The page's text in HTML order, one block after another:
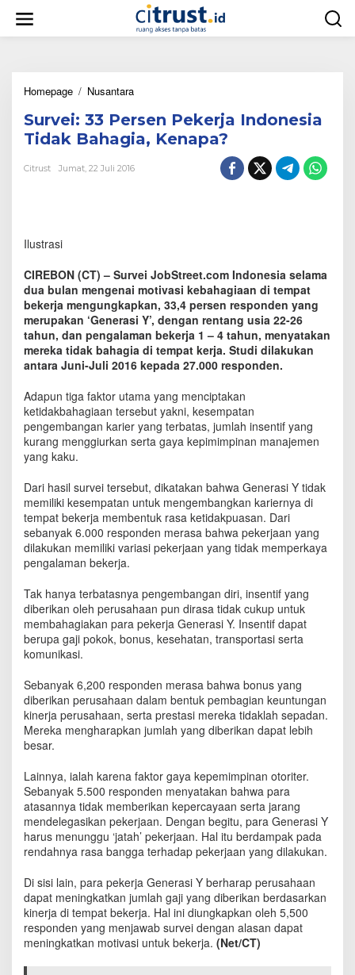
w
Homepage / Nusantara
r
v
e
e
n
P
e
k
e
r
a
I
n
d
o
s
i
a
T
i
k
B
a
h
a
a
,
K
e
p
a
?
Survei: 33 Persen Pekerja Indonesia
Tidak Bahagia, Kenapa?
Citrust Jumat, 22 Juli 2016
Ilustrasi
CIREBON (CT) – Survei JobStreet.com Indonesia selama
dua bulan mengenai motivasi kebahagiaan di tempat
bekerja mengungkapkan, 33,4 persen responden yang
merupakan ‘Generasi Y’, dengan rentang usia 22-26
tahun, dan pengalaman bekerja 1 – 4 tahun, menyatakan
mereka tidak bahagia di tempat kerja. Studi dilakukan
antara Juni-Juli 2016 kepada 27.000 responden.
Adapun tiga faktor utama yang menciptakan
ketidakbahagiaan tersebut yakni, kesempatan
pengembangan karier yang terbatas, jumlah insentif yang
kurang menggiurkan serta gaya kepimimpinan manajemen
yang kaku.
Dari hasil survei tersebut, dikatakan bahwa Generasi Y tidak
memiliki kesempatan untuk mengembangkan kariernya di
tempat bekerja membentuk rasa ketidakpuasan. Dari
sebanyak 6.000 responden merasa bahwa pekerjaan yang
dilakukan memiliki variasi pekerjaan yang tidak memperkaya
pengalaman bekerja.
Tak hanya terbatasnya pengembangan diri, insentif yang
diberikan oleh perusahaan pun dirasa tidak cukup untuk
membahagiakan para pekerja Generasi Y. Insentif dapat
berupa gaji pokok, bonus, kesehatan, transportasi serta
komunikasi.
Sebanyak 6,200 responden merasa bahwa bonus yang
diberikan perusahaan dalam bentuk pembagian keuntungan
kinerja perusahaan, serta prestasi mereka tidaklah sepadan.
Mereka mengharapkan jumlah yang diberikan dapat lebih
besar.
Lainnya, ialah karena faktor gaya kepemimpinan otoriter.
Sebanyak 5.500 responden menyatakan bahwa para
atasannya tidak memberikan kepercayaan serta jarang
mendelegasikan pekerjaan. Dengan begitu, para Generasi Y
harus menunggu ‘jatah’ pekerjaan. Hal itu berdampak pada
rendahnya rasa bangga terhadap pekerjaan yang dilakukan.
Di sisi lain, para pekerja Generasi Y berharap perusahaan
dapat meningkatkan jumlah gaji yang diberikan berdasarkan
kinerja di tempat bekerja. Hal ini diungkapkan oleh 5,500
responden yang menjawab survei dengan alasan dapat
meningkatkan motivasi untuk bekerja. (Net/CT)